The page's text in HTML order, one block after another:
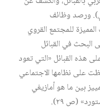
ورصد وظائف
للمجتمع القروي
البحث في القبائل
هذه القبائل «التي تعود
على نظامها الاجتماعي
بين ما هو أمازيغي
(ص ٢٩).